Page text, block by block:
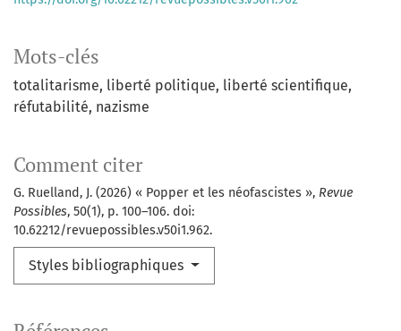
Mots-clés
totalitarisme liberté politique liberté scientifique
réfutabilité nazisme
Comment citer
G. Ruelland, J. (2026) « Popper et les néofascistes », Revue
Possibles, 50(1), p. 100–106. doi:
10.62212/revuepossibles.v50i1.962.
Styles bibliographiques